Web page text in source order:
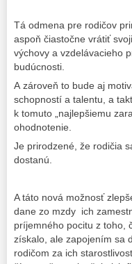
Tá odmena pre rodičov
aspoň čiastočne vrátiť
výchovy a vzdelávacieho
budúcnosti.
A zároveň to bude aj
schopností a talentu, a
k tomuto „najlepšiemu
ohodnotenie.
Je prirodzené, že rodičia
dostanú.
A táto nová možnosť
dane zo mzdy ich
príjemného pocitu z toho,
získalo, ale zapojením sa
rodičom za ich